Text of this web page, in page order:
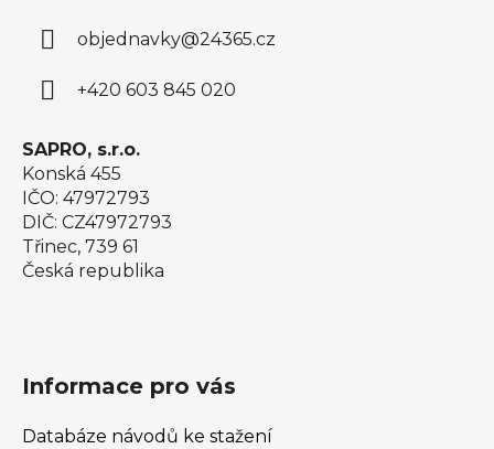
objednavky@24365.cz
+420 603 845 020
SAPRO, s.r.o.
Konská 455
IČO: 47972793
DIČ: CZ47972793
Třinec, 739 61
Česká republika
Informace pro vás
Databáze návodů ke stažení